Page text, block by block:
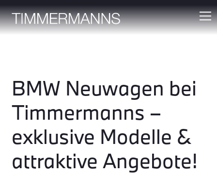
BMW Neuwagen bei
Timmermanns –
exklusive Modelle &
attraktive Angebote!